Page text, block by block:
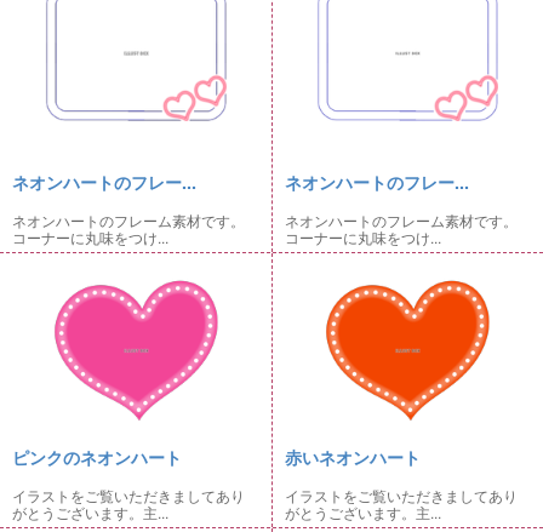
ネオンハートのフレー...
ネオンハートのフレーム素材です。
コーナーに丸味をつけ...
ネオンハートのフレー...
ネオンハートのフレーム素材です。
コーナーに丸味をつけ...
ピンクのネオンハート
イラストをご覧いただきましてあり
がとうございます。主...
赤いネオンハート
イラストをご覧いただきましてあり
がとうございます。主...